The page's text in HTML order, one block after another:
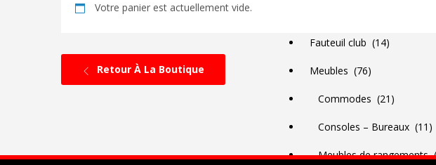
Fauteuil club (14)
Meubles (76)
Commodes (21)
Consoles – Bureaux (11)
Meubles de rangements
Votre panier est actuellement vide.
Retour À La Boutique